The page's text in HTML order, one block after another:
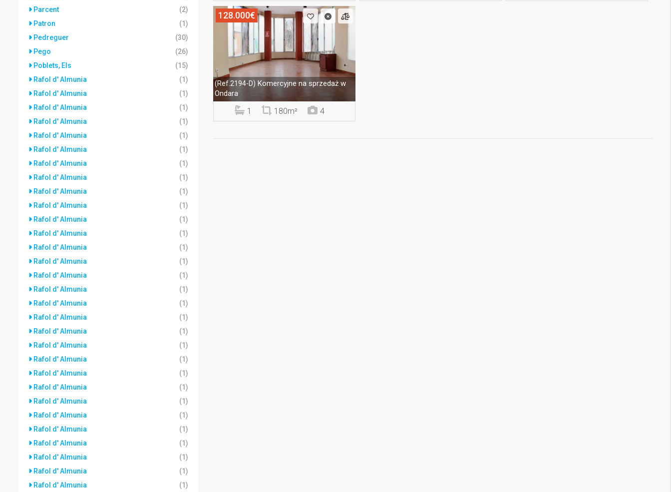
128.000€
(Ref.2194-D) Komercyjne na sprzedaż w
Ondara
1 180m² 4
Parcent
(2)
Patron
(1)
Pedreguer
(30)
Pego
(26)
Poblets, Els
(15)
Rafol d' Almunia
(1)
Rafol d' Almunia
(1)
Rafol d' Almunia
(1)
Rafol d' Almunia
(1)
Rafol d' Almunia
(1)
Rafol d' Almunia
(1)
Rafol d' Almunia
(1)
Rafol d' Almunia
(1)
Rafol d' Almunia
(1)
Rafol d' Almunia
(1)
Rafol d' Almunia
(1)
Rafol d' Almunia
(1)
Rafol d' Almunia
(1)
Rafol d' Almunia
(1)
Rafol d' Almunia
(1)
Rafol d' Almunia
(1)
Rafol d' Almunia
(1)
Rafol d' Almunia
(1)
Rafol d' Almunia
(1)
Rafol d' Almunia
(1)
Rafol d' Almunia
(1)
Rafol d' Almunia
(1)
Rafol d' Almunia
(1)
Rafol d' Almunia
(1)
Rafol d' Almunia
(1)
Rafol d' Almunia
(1)
Rafol d' Almunia
(1)
Rafol d' Almunia
(1)
Rafol d' Almunia
(1)
Rafol d' Almunia
(1)